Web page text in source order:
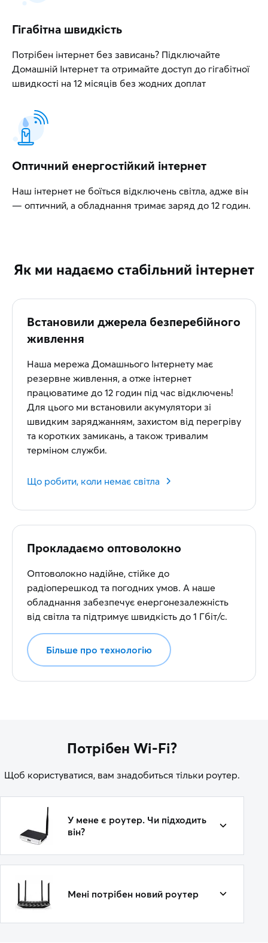
Гігабітна швидкість
Потрібен інтернет без зависань? Підключайте
Домашній Інтернет та отримайте доступ до гігабітної
швидкості на 12 місяців без жодних доплат
Оптичний енергостійкий інтернет
Наш інтернет не боїться відключень світла, адже він
— оптичний, а обладнання тримає заряд до 12 годин.
Як ми надаємо стабільний інтернет
Встановили джерела безперебійного
живлення
Наша мережа Домашнього Інтернету має
резервне живлення, а отже інтернет
працюватиме до 12 годин під час відключень!
Для цього ми встановили акумулятори зі
швидким заряджанням, захистом від перегріву
та коротких замикань, а також тривалим
терміном служби.
Що робити, коли немає світла
Прокладаємо оптоволокно
Оптоволокно надійне, стійке до
радіоперешкод та погодних умов. А наше
обладнання забезпечує енергонезалежність
від світла та підтримує швидкість до 1 Гбіт/с.
Більше про технологію
Потрібен Wi-Fi?
Щоб користуватися, вам знадобиться тільки роутер.
У мене є роутер. Чи підходить
він?
Мені потрібен новий роутер